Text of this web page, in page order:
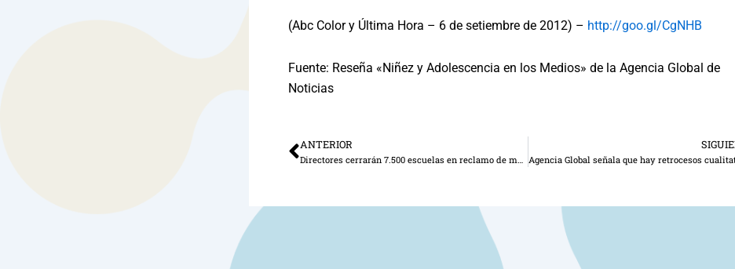
(Abc Color y Última Hora – 6 de setiembre de 2012) – http://goo.gl/CgNHB
Fuente: Reseña «Niñez y Adolescencia en los Medios» de la Agencia Global de
Noticias
Ant
ANTERIOR
Directores cerrarán 7.500 escuelas en reclamo de más presupuesto